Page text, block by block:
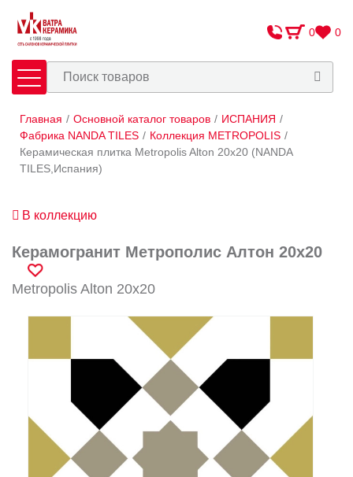
0 0
Плитка Сантехника
Оплата и доставка
Контакты
Адреса салонов
+7 (495) 532-06-30 internet@kdv.ru
Заказать звонок
Главная / Основной каталог товаров / ИСПАНИЯ /
Фабрика NANDA TILES / Коллекция METROPOLIS /
Керамическая плитка Metropolis Alton 20х20 (NANDA
TILES,Испания)
В коллекцию
Керамогранит Метрополис Алтон 20х20
Metropolis Alton 20х20